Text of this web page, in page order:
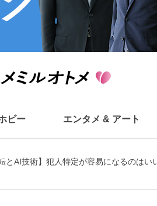
ビー エンタメ & アート
とAI技術】犯人特定が容易になるのはい